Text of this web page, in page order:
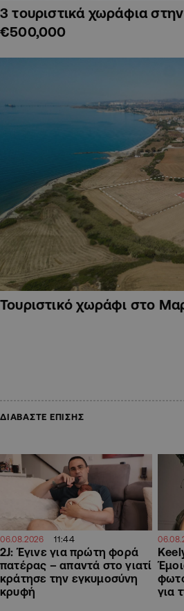
3 τουριστικά χωράφια
€500,000
Τουριστικό χωράφι στο
ΔΙΑΒΑΣΤΕ ΕΠΙΣΗΣ
06.08.2026 11:44
2J: Έγινε για πρώτη φορά
πατέρας – απαντά στο γιατί
κράτησε την εγκυμοσύνη
κρυφή
για